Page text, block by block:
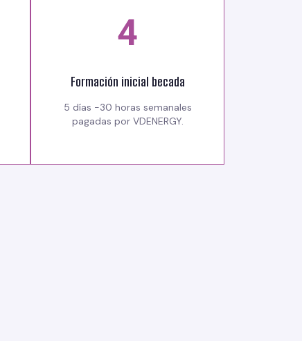
4
Formación inicial becada
5 días -30 horas semanales
pagadas por VDENERGY.